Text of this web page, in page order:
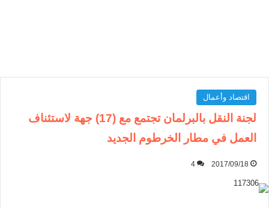
اقتصاد وأعمال
لجنة النقل بالبرلمان تجتمع مع (17) جهة لاستئناف
العمل في مطار الخرطوم الجديد
2017/09/18
4